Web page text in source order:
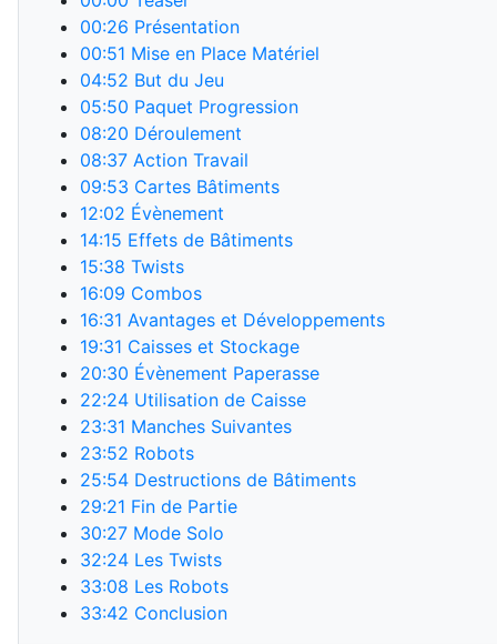
00:26 Présentation
00:51 Mise en Place Matériel
04:52 But du Jeu
05:50 Paquet Progression
08:20 Déroulement
08:37 Action Travail
09:53 Cartes Bâtiments
12:02 Évènement
14:15 Effets de Bâtiments
15:38 Twists
16:09 Combos
16:31 Avantages et Développements
19:31 Caisses et Stockage
20:30 Évènement Paperasse
22:24 Utilisation de Caisse
23:31 Manches Suivantes
23:52 Robots
25:54 Destructions de Bâtiments
29:21 Fin de Partie
30:27 Mode Solo
32:24 Les Twists
33:08 Les Robots
33:42 Conclusion